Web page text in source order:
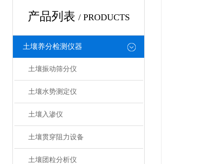
产品列表 / PRODUCTS
土壤养分检测仪器
土壤振动筛分仪
土壤水势测定仪
土壤入渗仪
土壤贯穿阻力设备
土壤团粒分析仪